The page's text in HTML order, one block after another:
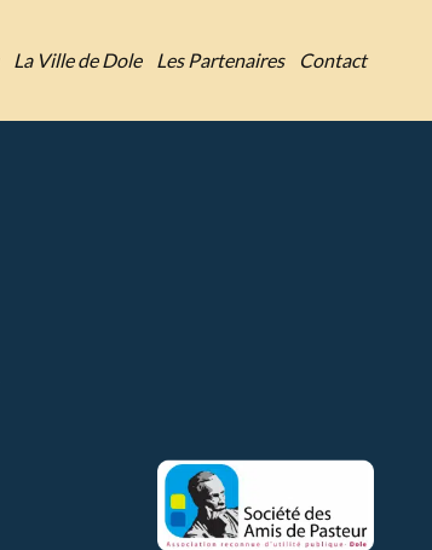
La Ville de Dole Les Partenaires Contact